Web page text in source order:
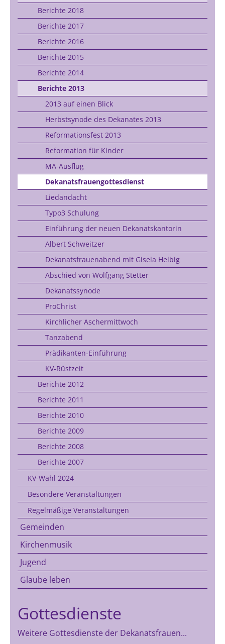
Berichte 2018
Berichte 2017
Berichte 2016
Berichte 2015
Berichte 2014
Berichte 2013
2013 auf einen Blick
Herbstsynode des Dekanates 2013
Reformationsfest 2013
Reformation für Kinder
MA-Ausflug
Dekanatsfrauengottesdienst
Liedandacht
Typo3 Schulung
Einführung der neuen Dekanatskantorin
Albert Schweitzer
Dekanatsfrauenabend mit Gisela Helbig
Abschied von Wolfgang Stetter
Dekanatssynode
ProChrist
Kirchlicher Aschermittwoch
Tanzabend
Prädikanten-Einführung
KV-Rüstzeit
Berichte 2012
Berichte 2011
Berichte 2010
Berichte 2009
Berichte 2008
Berichte 2007
KV-Wahl 2024
Besondere Veranstaltungen
Regelmäßige Veranstaltungen
Gemeinden
Kirchenmusik
Jugend
Glaube leben
Gottesdienste
Weitere Gottesdienste der Dekanatsfrauen...